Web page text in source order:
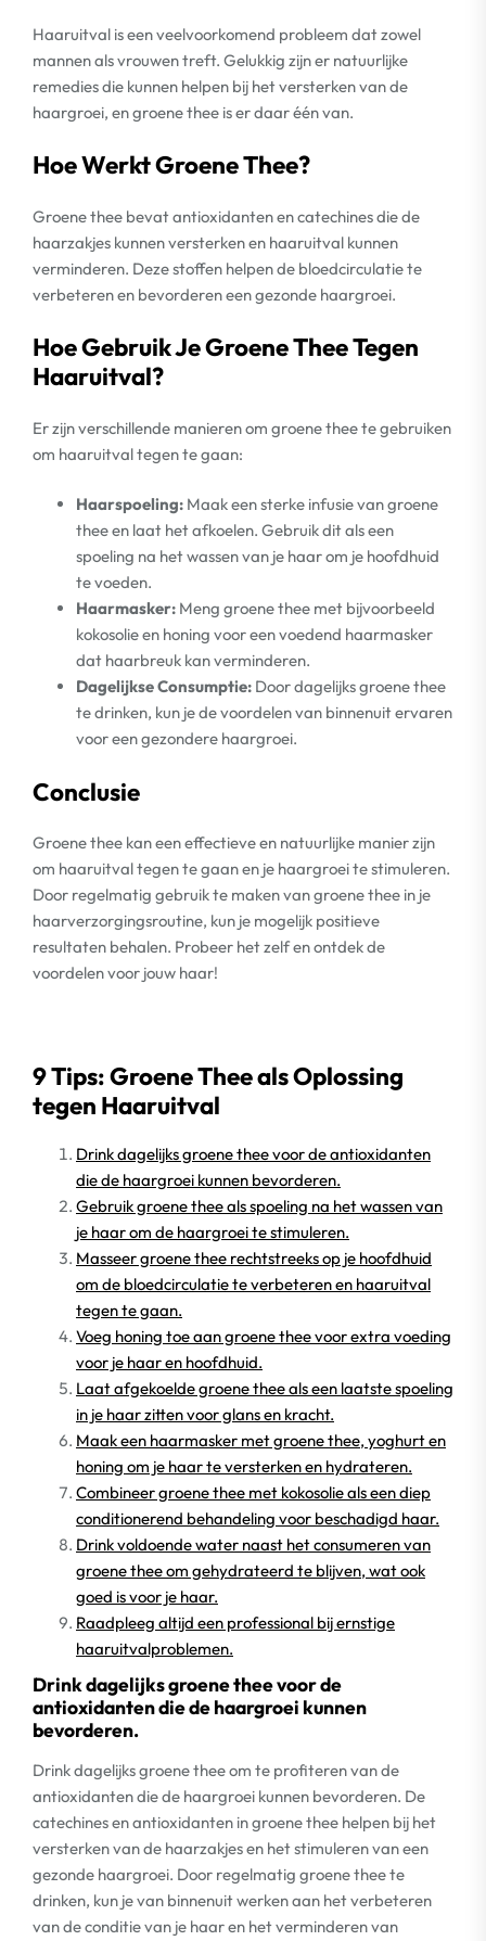
Haaruitval is een veelvoorkomend probleem dat zowel
mannen als vrouwen treft. Gelukkig zijn er natuurlijke
remedies die kunnen helpen bij het versterken van de
haargroei, en groene thee is er daar één van.
Hoe Werkt Groene Thee?
Groene thee bevat antioxidanten en catechines die de
haarzakjes kunnen versterken en haaruitval kunnen
verminderen. Deze stoffen helpen de bloedcirculatie te
verbeteren en bevorderen een gezonde haargroei.
Hoe Gebruik Je Groene Thee Tegen
Haaruitval?
Er zijn verschillende manieren om groene thee te gebruiken
om haaruitval tegen te gaan:
Haarspoeling: Maak een sterke infusie van groene
thee en laat het afkoelen. Gebruik dit als een
spoeling na het wassen van je haar om je hoofdhuid
te voeden.
Haarmasker: Meng groene thee met bijvoorbeeld
kokosolie en honing voor een voedend haarmasker
dat haarbreuk kan verminderen.
Dagelijkse Consumptie: Door dagelijks groene thee
te drinken, kun je de voordelen van binnenuit ervaren
voor een gezondere haargroei.
Conclusie
Groene thee kan een effectieve en natuurlijke manier zijn
om haaruitval tegen te gaan en je haargroei te stimuleren.
Door regelmatig gebruik te maken van groene thee in je
haarverzorgingsroutine, kun je mogelijk positieve
resultaten behalen. Probeer het zelf en ontdek de
voordelen voor jouw haar!
9 Tips: Groene Thee als Oplossing
tegen Haaruitval
Drink dagelijks groene thee voor de antioxidanten
die de haargroei kunnen bevorderen.
Gebruik groene thee als spoeling na het wassen van
je haar om de haargroei te stimuleren.
Masseer groene thee rechtstreeks op je hoofdhuid
om de bloedcirculatie te verbeteren en haaruitval
tegen te gaan.
Voeg honing toe aan groene thee voor extra voeding
voor je haar en hoofdhuid.
Laat afgekoelde groene thee als een laatste spoeling
in je haar zitten voor glans en kracht.
Maak een haarmasker met groene thee, yoghurt en
honing om je haar te versterken en hydrateren.
Combineer groene thee met kokosolie als een diep
conditionerend behandeling voor beschadigd haar.
Drink voldoende water naast het consumeren van
groene thee om gehydrateerd te blijven, wat ook
goed is voor je haar.
Raadpleeg altijd een professional bij ernstige
haaruitvalproblemen.
Drink dagelijks groene thee voor de
antioxidanten die de haargroei kunnen
bevorderen.
Drink dagelijks groene thee om te profiteren van de
antioxidanten die de haargroei kunnen bevorderen. De
catechines en antioxidanten in groene thee helpen bij het
versterken van de haarzakjes en het stimuleren van een
gezonde haargroei. Door regelmatig groene thee te
drinken, kun je van binnenuit werken aan het verbeteren
van de conditie van je haar en het verminderen van